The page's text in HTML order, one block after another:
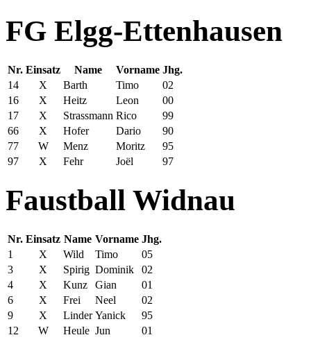
FG Elgg-Ettenhausen
Nr. Einsatz Name Vorname Jhg.
14
X Barth Timo
02
16
X Heitz Leon
00
17
X Strassmann Rico
99
66
X Hofer Dario
90
77
W Menz Moritz
95
97
X Fehr Joël 97
Faustball Widnau
Nr. Einsatz Name Vorname Jhg.
1
X Wild Timo
05
3
X Spirig Dominik
02
4
X Kunz Gian
01
6
X Frei Neel
02
9
X Linder Yanick
95
12
W Heule Jun 01